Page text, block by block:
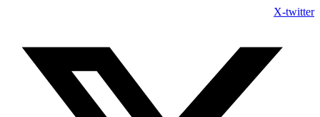
Skip
X-twitter